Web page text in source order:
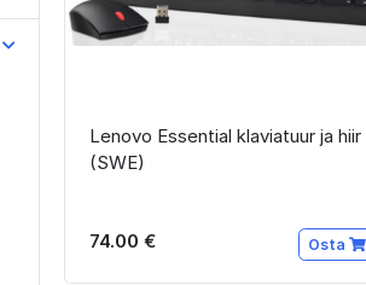
Lenovo Essential klaviatuur ja hiir
(SWE)
74.00 € Osta